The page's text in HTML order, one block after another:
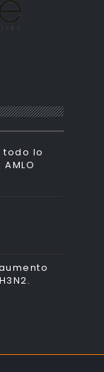
todo lo